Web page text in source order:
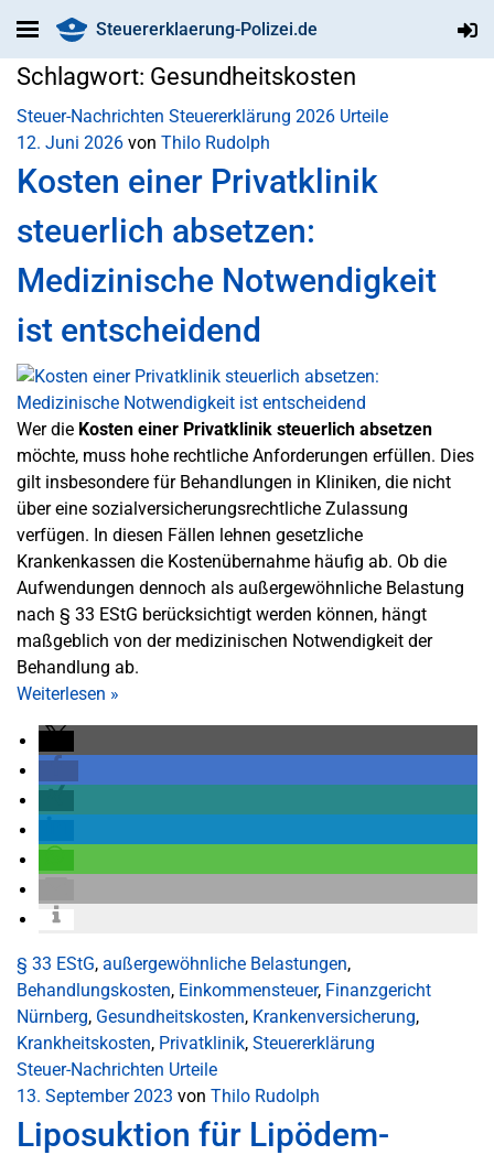
Steuererklaerung-Polizei.de
Schlagwort: Gesundheitskosten
Steuer-Nachrichten Steuererklärung 2026 Urteile
12. Juni 2026 von Thilo Rudolph
Kosten einer Privatklinik
steuerlich absetzen:
Medizinische Notwendigkeit
ist entscheidend
Wer die Kosten einer Privatklinik steuerlich absetzen
möchte, muss hohe rechtliche Anforderungen erfüllen. Dies
gilt insbesondere für Behandlungen in Kliniken, die nicht
über eine sozialversicherungsrechtliche Zulassung
verfügen. In diesen Fällen lehnen gesetzliche
Krankenkassen die Kostenübernahme häufig ab. Ob die
Aufwendungen dennoch als außergewöhnliche Belastung
nach § 33 EStG berücksichtigt werden können, hängt
maßgeblich von der medizinischen Notwendigkeit der
Behandlung ab.
Weiterlesen »
§ 33 EStG, außergewöhnliche Belastungen,
Behandlungskosten, Einkommensteuer, Finanzgericht
Nürnberg, Gesundheitskosten, Krankenversicherung,
Krankheitskosten, Privatklinik, Steuererklärung
Steuer-Nachrichten Urteile
13. September 2023 von Thilo Rudolph
Liposuktion für Lipödem-